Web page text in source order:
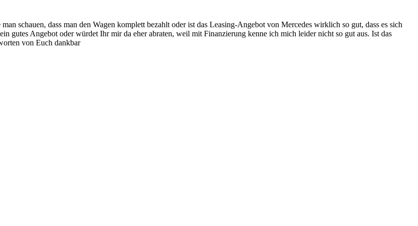
schauen, dass man den Wagen komplett bezahlt oder ist das Leasing-Angebot von Mercedes wirklich so gut, dass es sich
gutes Angebot oder würdet Ihr mir da eher abraten, weil mit Finanzierung kenne ich mich leider nicht so gut aus. Ist das
von Euch dankbar